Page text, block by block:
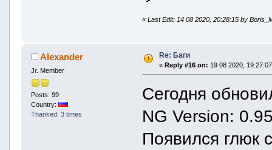
«Last Edit: 14 08 2020, 20:28:15 by
Alexander
Jr. Member
Posts: 99
Country:
Thanked: 3 times
Re: Баги
« Reply #16 on: 19 08 2020,
Сегодня
NG Version:
Появился глюк